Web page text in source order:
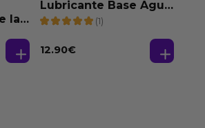
las
Lubricante Base Agua
100% Natural 125 ml
(1)
12.90€